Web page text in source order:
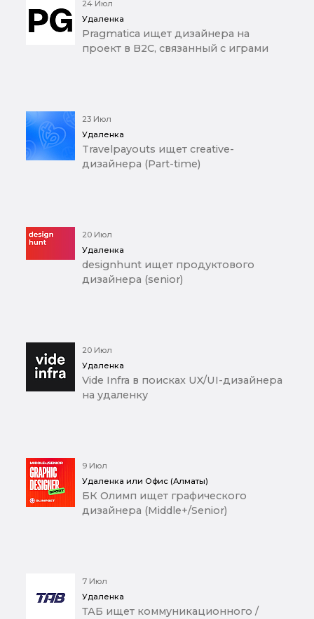
24 Июл
Удаленка
Pragmatica ищет дизайнера на
проект в B2C, связанный с играми
23 Июл
Удаленка
Travelpayouts ищет creative-
дизайнера (Part-time)
20 Июл
Удаленка
designhunt ищет продуктового
дизайнера (senior)
20 Июл
Удаленка
Vide Infra в поисках UX/UI-дизайнера
на удаленку
9 Июл
Удаленка или Офис (Алматы)
БК Олимп ищет графического
дизайнера (Middle+/Senior)
7 Июл
Удаленка
ТАБ ищет коммуникационного /